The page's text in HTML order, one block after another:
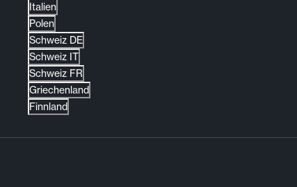
Italien
Polen
Schweiz DE
Schweiz IT
Schweiz FR
Griechenland
Finnland